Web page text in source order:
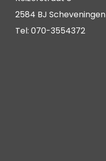
2584 BJ Scheveningen
Tel: 070-3554372